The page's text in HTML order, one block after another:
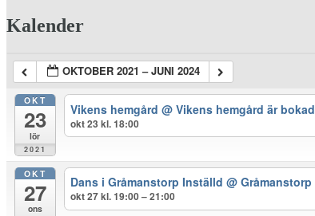
Kalender
OKTOBER 2021 – JUNI 2024
OKT
23
lör
2021
Vikens hemgård@ Vikens hemgård är bokad
okt 23 kl. 18:00
OKT
27
ons
Dans i Gråmanstorp Inställd@ Gråmanstorp
okt 27 kl. 19:00 – 21:00